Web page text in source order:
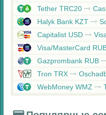
Tether TRC20
Halyk Bank KZT
Capitalist USD
Visa/MasterCard
Gazprombank RUB
Tron TRX
WebMoney WMZ